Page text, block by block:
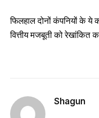
फिलहाल दोनों कंपनियों के
वित्तीय मजबूती को रेखांकित
Shagun